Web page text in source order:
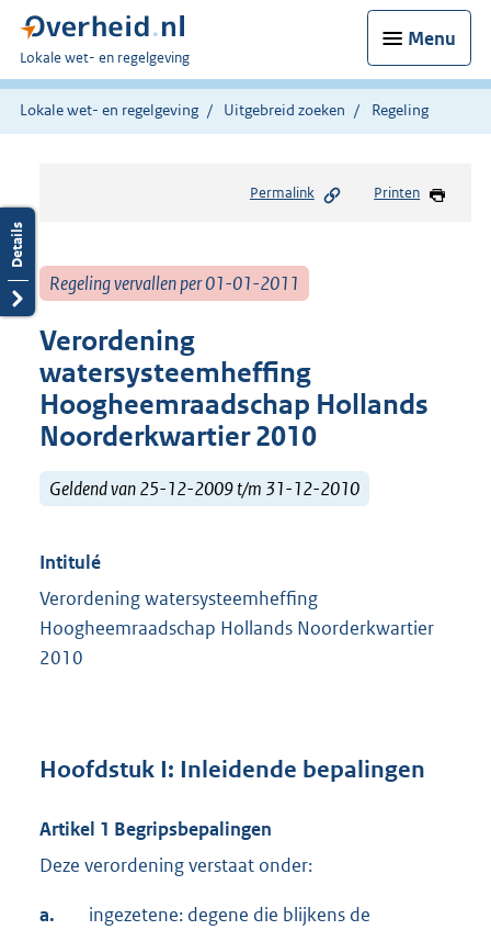
Menu
U
bent
hier:
Lokale wet- en regelgeving
Lokale wet- en regelgeving Uitgebreid zoeken Regeling
Permalink Printen
Regeling vervallen per 01-01-2011
Verordening
watersysteemheffing
Hoogheemraadschap Hollands
Noorderkwartier 2010
Geldend van 25-12-2009 t/m 31-12-2010
Intitulé
Verordening watersysteemheffing
Hoogheemraadschap Hollands Noorderkwartier
2010
Hoofdstuk I: Inleidende bepalingen
Artikel 1 Begripsbepalingen
Deze verordening verstaat onder:
a.
ingezetene: degene die blijkens de